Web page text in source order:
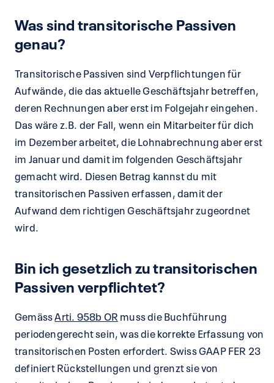
Was sind transitorische Passiven
genau?
Transitorische Passiven sind Verpflichtungen für
Aufwände, die das aktuelle Geschäftsjahr betreffen,
deren Rechnungen aber erst im Folgejahr eingehen.
Das wäre z.B. der Fall, wenn ein Mitarbeiter für dich
im Dezember arbeitet, die Lohnabrechnung aber erst
im Januar und damit im folgenden Geschäftsjahr
gemacht wird. Diesen Betrag kannst du mit
transitorischen Passiven erfassen, damit der
Aufwand dem richtigen Geschäftsjahr zugeordnet
wird.
Bin ich gesetzlich zu transitorischen
Passiven verpflichtet?
GemässArti. 958b OR muss die Buchführung
periodengerecht sein, was die korrekte Erfassung von
transitorischen Posten erfordert. Swiss GAAP FER 23
definiert Rückstellungen und grenzt sie von